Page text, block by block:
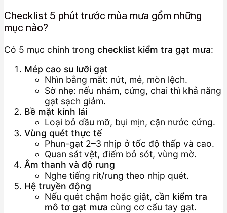
Checklist 5 phút trước mùa mưa gồm những
mục nào?
Có 5 mục chính trong checklist kiểm tra gạt mưa:
Mép cao su lưỡi gạt
Nhìn bằng mắt: nứt, mẻ, mòn lệch.
Sờ nhẹ: nếu nhám, cứng, chai thì khả năng
gạt sạch giảm.
Bề mặt kính lái
Loại bỏ dầu mỡ, bụi mịn, cặn nước cứng.
Vùng quét thực tế
Phun-gạt 2–3 nhịp ở tốc độ thấp và cao.
Quan sát vệt, điểm bỏ sót, vùng mờ.
Âm thanh và độ rung
Nghe tiếng rít/rung theo nhịp quét.
Hệ truyền động
Nếu quét chậm hoặc giật, cần kiểm tra
mô tơ gạt mưa cùng cơ cấu tay gạt.